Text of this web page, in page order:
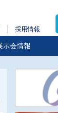
採用情報
示会情報